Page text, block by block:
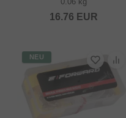
16.76 EUR
NEU